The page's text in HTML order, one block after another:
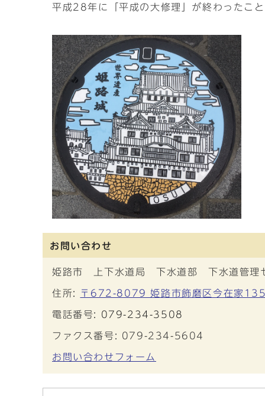
平成28年に「平成の大修理」が終わったこと
お問い合わせ
姫路市 上下水道局 下水道部 下水道管理
住所: 〒672-8079 姫路市飾磨区今在家
電話番号: 079-234-3508
ファクス番号: 079-234-5604
お問い合わせフォーム